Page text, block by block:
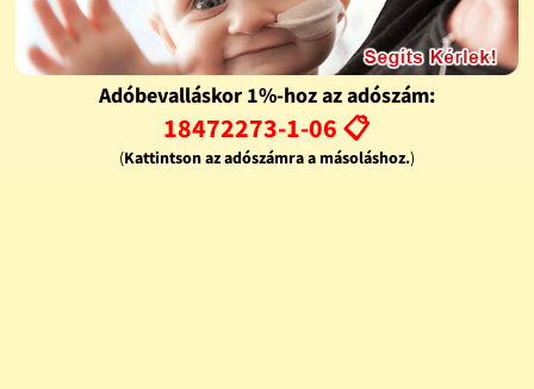
Adóbevalláskor 1%-hoz az adószám:
18472273-1-06 📋
(Kattintson az adószámra a másoláshoz.)